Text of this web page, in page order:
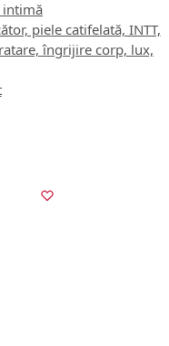
intimă
piele catifelată, INTT,
îngrijire corp, lux,